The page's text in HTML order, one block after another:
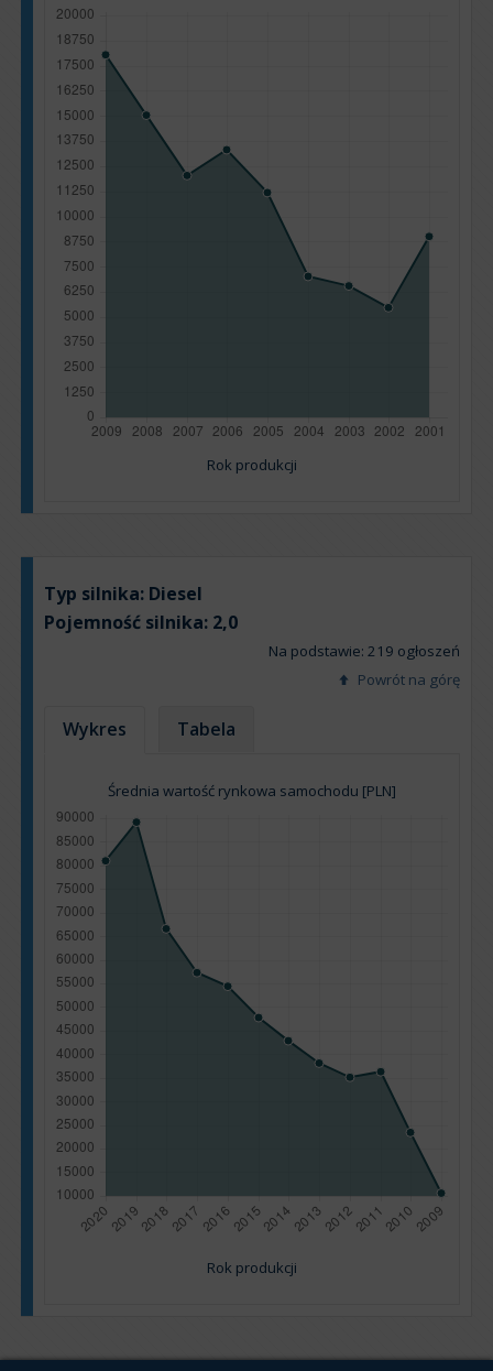
Rok produkcji
Typ silnika: Diesel
Pojemność silnika: 2,0
Na podstawie: 219 ogłoszeń
Powrót na górę
Wykres Tabela
Średnia wartość rynkowa samochodu [PLN]
Rok produkcji